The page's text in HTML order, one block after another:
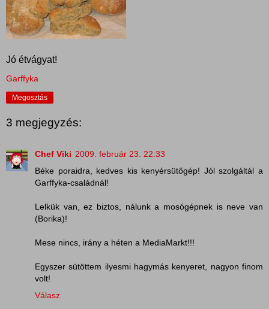
Jó étvágyat!
Garffyka
Megosztás
3 megjegyzés:
Chef Viki 2009. február 23. 22:33
Béke poraidra, kedves kis kenyérsütőgép! Jól szolgáltál a
Garffyka-családnál!
Lelkük van, ez biztos, nálunk a mosógépnek is neve van
(Borika)!
Mese nincs, irány a héten a MediaMarkt!!!
Egyszer sütöttem ilyesmi hagymás kenyeret, nagyon finom
volt!
Válasz